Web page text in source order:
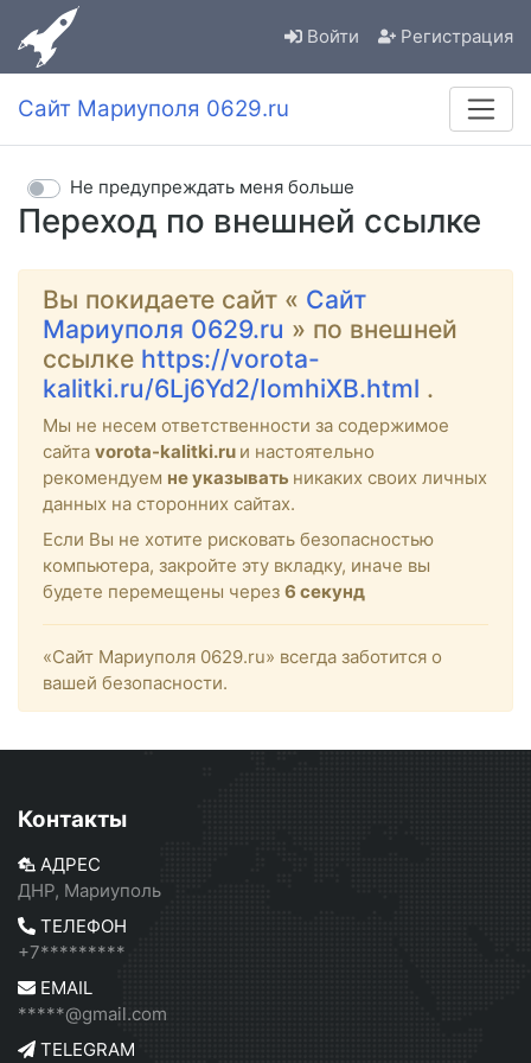
Войти Регистрация
Сайт Мариуполя 0629.ru
Переход по внешней ссылке
Не предупреждать меня больше
Вы покидаете сайт « Сайт
Мариуполя 0629.ru » по внешней
ссылке https://vorota-
kalitki.ru/6Lj6Yd2/IomhiXB.html .
Мы не несем ответственности за содержимое
сайта vorota-kalitki.ru и настоятельно
рекомендуем не указывать никаких своих личных
данных на сторонних сайтах.
Если Вы не хотите рисковать безопасностью
компьютера, закройте эту вкладку, иначе вы
будете перемещены через 6 секунд
«Сайт Мариуполя 0629.ru» всегда заботится о
вашей безопасности.
Контакты
АДРЕС
ДНР, Мариуполь
ТЕЛЕФОН
+7*********
EMAIL
*****@gmail.com
TELEGRAM